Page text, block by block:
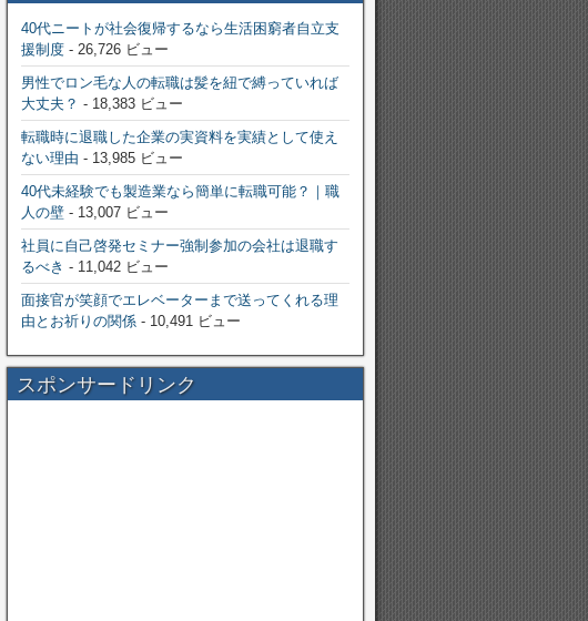
40代ニートが社会復帰するなら生活困窮者自立支
援制度- 26,726 ビュー
男性でロン毛な人の転職は髪を紐で縛っていれば
大丈夫？ - 18,383 ビュー
転職時に退職した企業の実資料を実績として使え
ない理由 - 13,985 ビュー
40代未経験でも製造業なら簡単に転職可能？｜職
人の壁- 13,007 ビュー
社員に自己啓発セミナー強制参加の会社は退職す
るべき - 11,042 ビュー
面接官が笑顔でエレベーターまで送ってくれる理
由とお祈りの関係- 10,491 ビュー
スポンサードリンク